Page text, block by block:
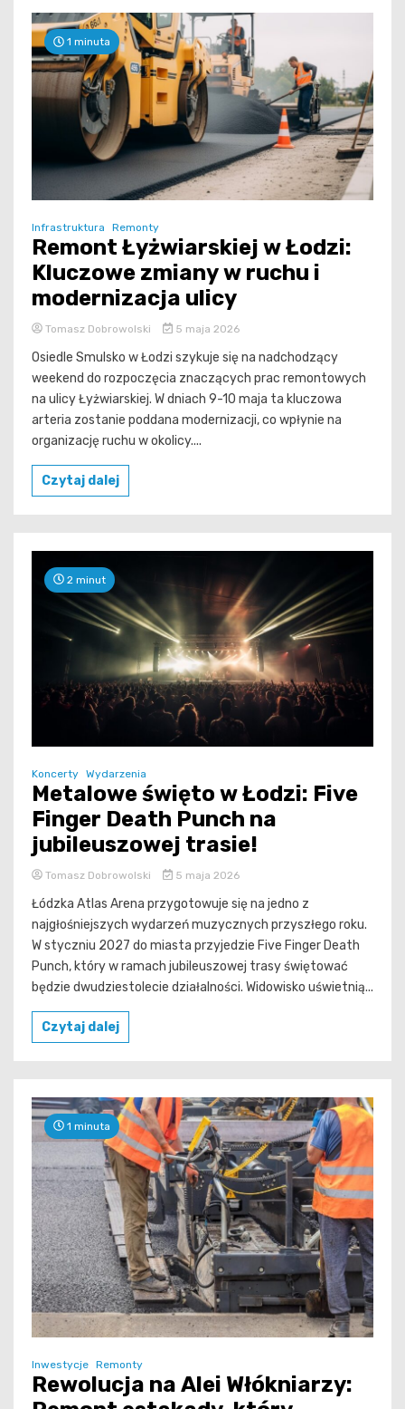
1 minuta
Infrastruktura Remonty
Remont Łyżwiarskiej w Łodzi:
Kluczowe zmiany w ruchu i
modernizacja ulicy
Tomasz Dobrowolski 5 maja 2026
Osiedle Smulsko w Łodzi szykuje się na nadchodzący
weekend do rozpoczęcia znaczących prac remontowych
na ulicy Łyżwiarskiej. W dniach 9-10 maja ta kluczowa
arteria zostanie poddana modernizacji, co wpłynie na
organizację ruchu w okolicy....
Czytaj dalej
2 minut
Koncerty Wydarzenia
Metalowe święto w Łodzi: Five
Finger Death Punch na
jubileuszowej trasie!
Tomasz Dobrowolski 5 maja 2026
Łódzka Atlas Arena przygotowuje się na jedno z
najgłośniejszych wydarzeń muzycznych przyszłego roku.
W styczniu 2027 do miasta przyjedzie Five Finger Death
Punch, który w ramach jubileuszowej trasy świętować
będzie dwudziestolecie działalności. Widowisko uświetnią...
Czytaj dalej
1 minuta
Inwestycje Remonty
Rewolucja na Alei Włókniarzy: